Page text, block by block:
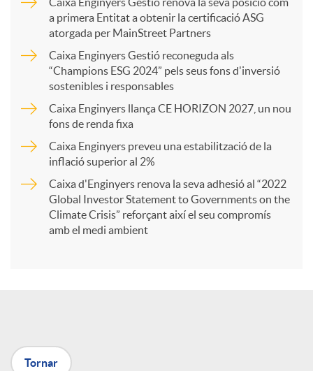
r
X
a primera Entitat a obtenir la certificació ASG
atorgada per MainStreet Partners
Caixa Enginyers Gestió reconeguda als
“Champions ESG 2024” pels seus fons d'inversió
sostenibles i responsables
Caixa Enginyers llança CE HORIZON 2027, un nou
fons de renda fixa
Caixa Enginyers preveu una estabilització de la
inflació superior al 2%
Caixa d'Enginyers renova la seva adhesió al “2022
Global Investor Statement to Governments on the
Climate Crisis” reforçant així el seu compromís
amb el medi ambient
Tornar